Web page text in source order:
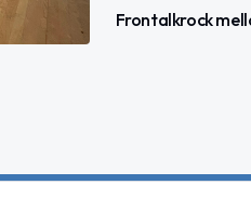
Frontalkrock